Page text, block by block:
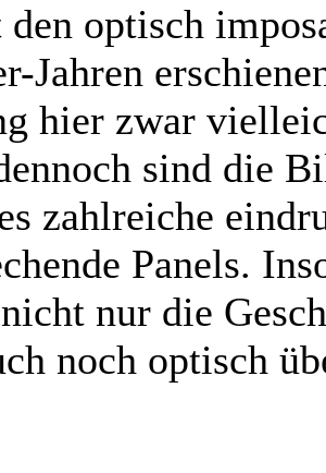
optisch
Jahren
hier zwar
sind die
zahlreiche
Panels.
nur die
noch optisch